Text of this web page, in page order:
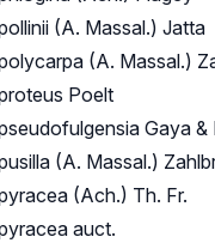
(A. Massal.) Jatta
(A. Massal.)
Poelt
Gaya &
(A. Massal.)
(Ach.) Th. Fr.
auct.